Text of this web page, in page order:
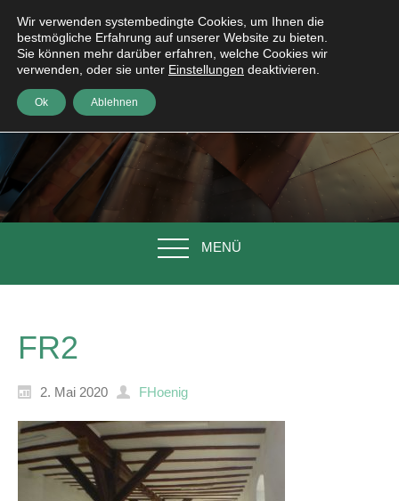
MENÜ
FR2
2. Mai 2020 FHoenig
Wir verwenden systembedingte Cookies, um Ihnen die
bestmögliche Erfahrung auf unserer Website zu bieten.
Sie können mehr darüber erfahren, welche Cookies wir
verwenden, oder sie unter Einstellungen deaktivieren.
Ok Ablehnen